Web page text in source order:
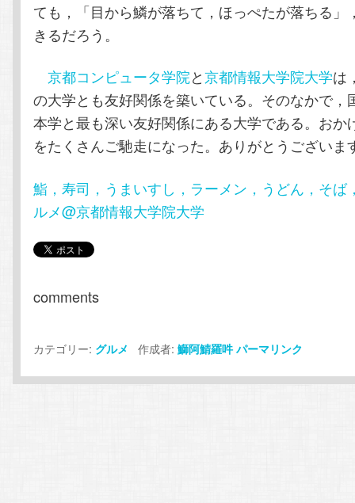
ても，「目から鱗が落ちて，ほっぺたが落ちる」
きるだろう。
京都コンピュータ学院と京都情報大学院大学は
の大学とも友好関係を築いている。そのなかで，
本学と最も深い友好関係にある大学である。おか
をたくさんご馳走になった。ありがとうございま
鮨，寿司，うまいすし，ラーメン，うどん，そば
ルメ@京都情報大学院大学
comments
カテゴリー: グルメ 作成者:鰤阿鯖羅吽 パーマリンク